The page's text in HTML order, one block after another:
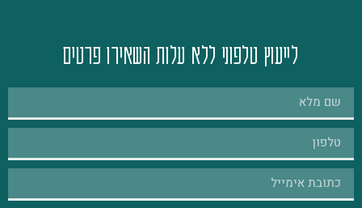
לייעוץ טלפוני ללא עלות השאירו פרטים